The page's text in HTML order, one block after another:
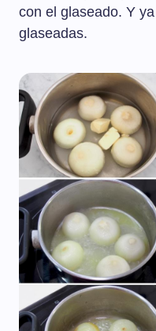
con el glaseado. Y
glaseadas.